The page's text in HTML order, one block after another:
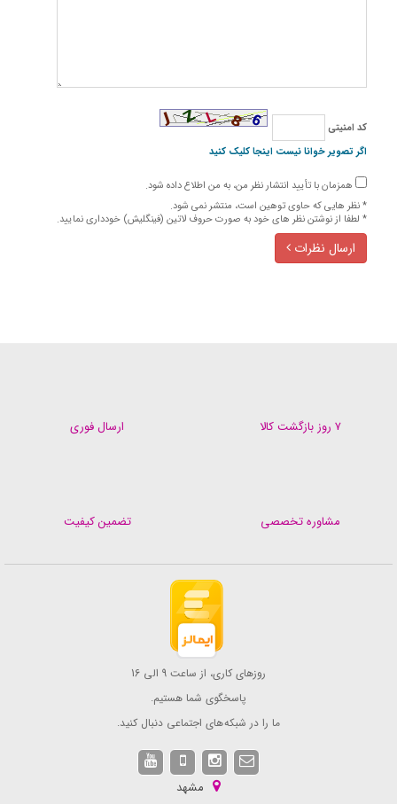
كد امنیتی
اگر تصویر خوانا نیست اینجا کلیک کنید
همزمان با تأیید انتشار نظر من، به من اطلاع داده شود.
* نظر هایی كه حاوی توهین است، منتشر نمی شود.
* لطفا از نوشتن نظر های خود به صورت حروف لاتین (فینگلیش) خودداری نمایید.
ارسال نظرات
ارسال فوری ۷ روز بازگشت کالا
تضمین کیفیت مشاوره تخصصی
روزهای کاری، از ساعت 9 الی 16
پاسخگوی شما هستیم.
ما را در شبکه های اجتماعی دنبال کنید.
مشهد